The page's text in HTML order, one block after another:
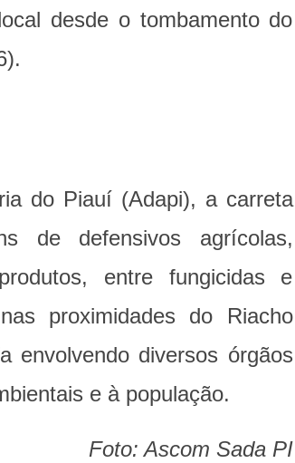
desde o tombamento do
do Piauí (Adapi), a carreta
de defensivos agrícolas,
entre fungicidas e
proximidades do Riacho
envolvendo diversos órgãos
e à população.
Foto: Ascom Sada PI